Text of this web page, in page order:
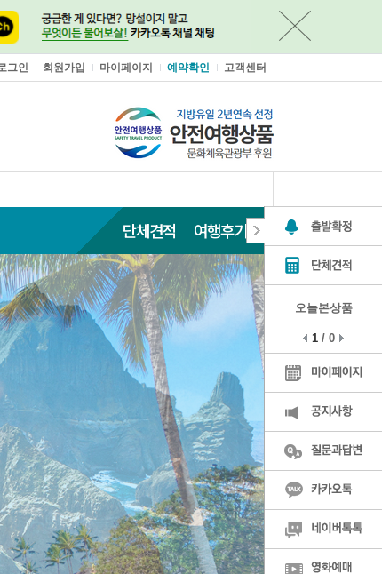
그인 회원가입 마이페이지 예약확인 고객센터
단체견적 여행후기
오늘본상품
1 / 0